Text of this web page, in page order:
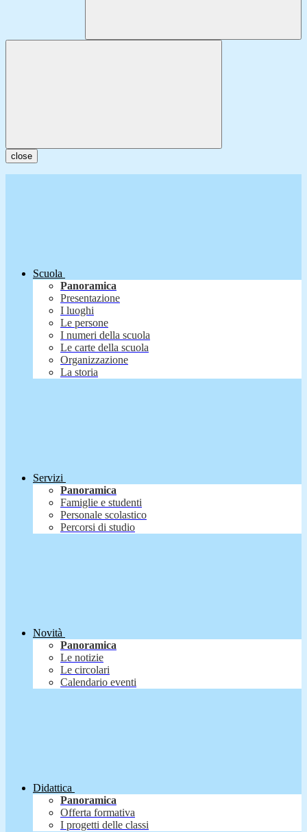
close
Scuola
Panoramica
Presentazione
I luoghi
Le persone
I numeri della scuola
Le carte della scuola
Organizzazione
La storia
Servizi
Panoramica
Famiglie e studenti
Personale scolastico
Percorsi di studio
Novità
Panoramica
Le notizie
Le circolari
Calendario eventi
Didattica
Panoramica
Offerta formativa
I progetti delle classi